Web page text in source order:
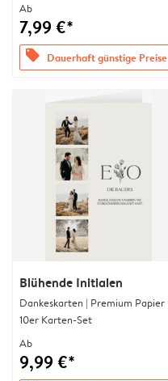
Ab
7,99 €*
offers Dauerhaft günstige Preise
Blühende Initialen
Dankeskarten | Premium Papier
10er Karten-Set
Ab
9,99 €*